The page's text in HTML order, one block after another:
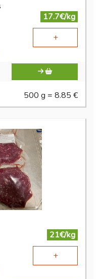
17.7€/kg
+
500 g = 8.85 €
21€/kg
+